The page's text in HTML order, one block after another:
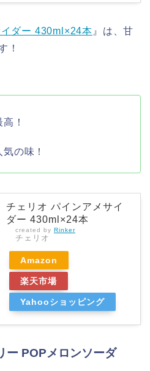
ダー 430ml×24本 』は、甘
！
！
の味！
チェリオ パインアメサイ
ダー 430ml×24本
created by Rinker
チェリオ
Amazon
楽天市場
Yahooショッピング
ー POPメロンソーダ